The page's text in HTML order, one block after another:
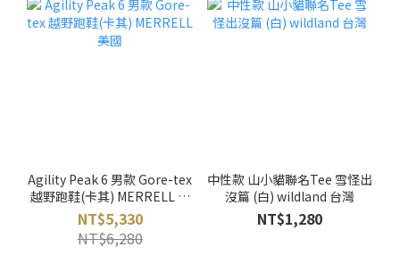
Agility Peak 6 男款 Gore-tex
越野跑鞋(卡其) MERRELL 美
國
NT$5,330
NT$6,280
中性款 山小貓聯名Tee 雪怪出
沒篇 (白) wildland 台灣
NT$1,280